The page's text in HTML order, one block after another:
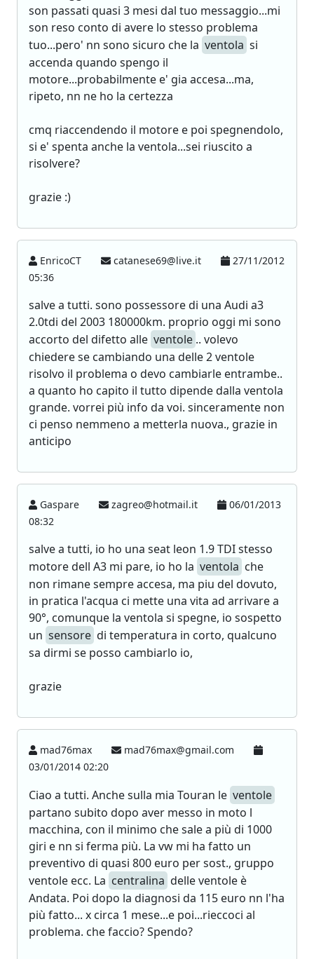
son passati quasi 3 mesi dal tuo messaggio...mi
son reso conto di avere lo stesso problema
tuo...pero' nn sono sicuro che la ventola si
accenda quando spengo il
motore...probabilmente e' gia accesa...ma,
ripeto, nn ne ho la certezza
cmq riaccendendo il motore e poi spegnendolo,
si e' spenta anche la ventola...sei riuscito a
risolvere?
grazie :)
EnricoCT catanese69@live.it
27/11/2012
05:36
salve a tutti. sono possessore di una Audi a3
2.0tdi del 2003 180000km. proprio oggi mi sono
accorto del difetto alle ventole .. volevo
chiedere se cambiando una delle 2 ventole
risolvo il problema o devo cambiarle entrambe..
a quanto ho capito il tutto dipende dalla ventola
grande. vorrei più info da voi. sinceramente non
ci penso nemmeno a metterla nuova., grazie in
anticipo
Gaspare zagreo@hotmail.it
06/01/2013
08:32
salve a tutti, io ho una seat leon 1.9 TDI stesso
motore dell A3 mi pare, io ho la ventola che
non rimane sempre accesa, ma piu del dovuto,
in pratica l'acqua ci mette una vita ad arrivare a
90°, comunque la ventola si spegne, io sospetto
un sensore di temperatura in corto, qualcuno
sa dirmi se posso cambiarlo io,
grazie
mad76max
mad76max@gmail.com
03/01/2014 02:20
Ciao a tutti. Anche sulla mia Touran le ventole
partano subito dopo aver messo in moto l
macchina, con il minimo che sale a più di 1000
giri e nn si ferma più. La vw mi ha fatto un
preventivo di quasi 800 euro per sost., gruppo
ventole ecc. La centralina delle ventole è
Andata. Poi dopo la diagnosi da 115 euro nn l'ha
più fatto... x circa 1 mese...e poi...rieccoci al
problema. che faccio? Spendo?